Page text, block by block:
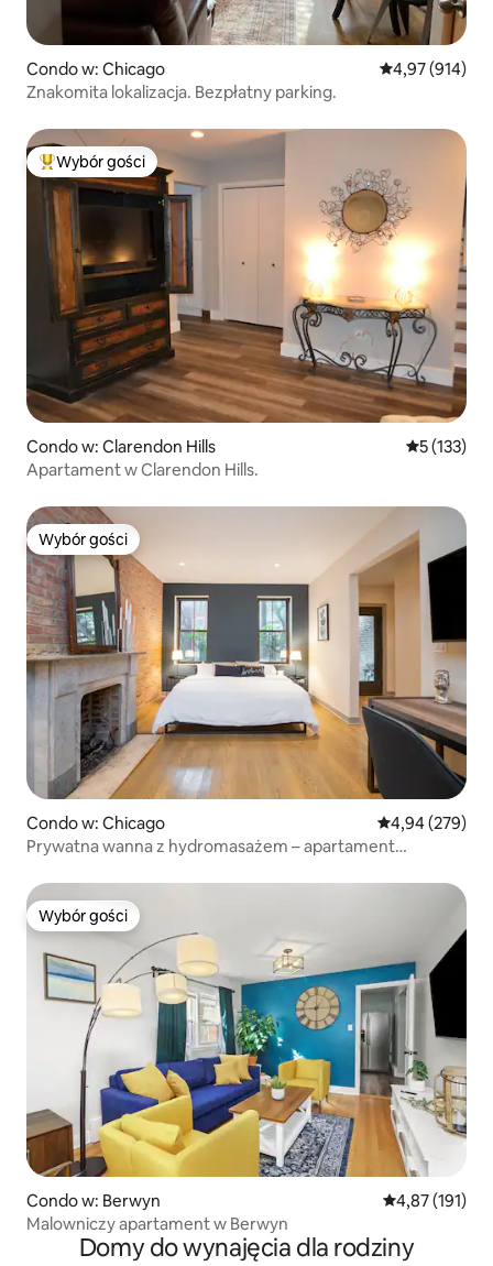
Condo w: Chicago Średnia
4,97 (914)
Znakomita lokalizacja. Bezpłatny parking.
Najpopularniejsze z kategorii Wybór gości
Wybór gości
Condo w: Clarendon Hills Średnia
5 (133)
Apartament w Clarendon Hills.
Wybór gości
Wybór gości
Condo w: Chicago Średnia
4,94 (279)
Prywatna wanna z hydromasażem – apartament
Wybór gości
Wybór gości
Condo w: Berwyn Średnia
4,87 (191)
Malowniczy apartament w Berwyn
Domy do wynajęcia dla rodziny